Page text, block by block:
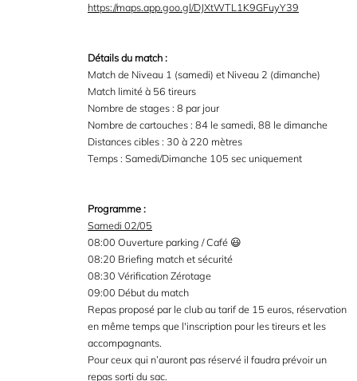
https://maps.app.goo.gl/DJXtWTL1K9GFuyY39
Détails du match :
Match de Niveau 1 (samedi) et Niveau 2 (dimanche)
Match limité à 56 tireurs
Nombre de stages : 8 par jour
Nombre de cartouches : 84 le samedi, 88 le dimanche
Distances cibles : 30 à 220 mètres
Temps : Samedi/Dimanche 105 sec uniquement
Programme :
Samedi 02/05
08:00 Ouverture parking / Café 😃
08:20 Briefing match et sécurité
08:30 Vérification Zérotage
09:00 Début du match
Repas proposé par le club au tarif de 15 euros, réservation
en même temps que l'inscription pour les tireurs et les
accompagnants.
Pour ceux qui n’auront pas réservé il faudra prévoir un
repas sorti du sac.